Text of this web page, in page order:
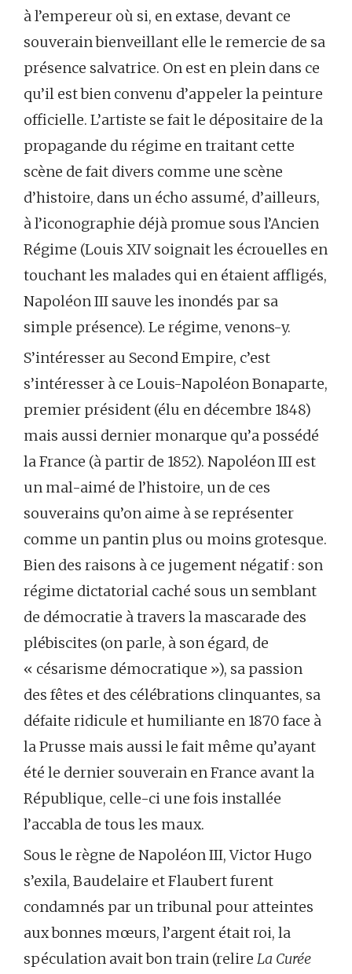
à l’empereur où si, en extase, devant ce
souverain bienveillant elle le remercie de sa
présence salvatrice. On est en plein dans ce
qu’il est bien convenu d’appeler la peinture
officielle. L’artiste se fait le dépositaire de la
propagande du régime en traitant cette
scène de fait divers comme une scène
d’histoire, dans un écho assumé, d’ailleurs,
à l’iconographie déjà promue sous l’Ancien
Régime (Louis XIV soignait les écrouelles en
touchant les malades qui en étaient affligés,
Napoléon III sauve les inondés par sa
simple présence). Le régime, venons-y.
S’intéresser au Second Empire, c’est
s’intéresser à ce Louis-Napoléon Bonaparte,
premier président (élu en décembre 1848)
mais aussi dernier monarque qu’a possédé
la France (à partir de 1852). Napoléon III est
un mal-aimé de l’histoire, un de ces
souverains qu’on aime à se représenter
comme un pantin plus ou moins grotesque.
Bien des raisons à ce jugement négatif : son
régime dictatorial caché sous un semblant
de démocratie à travers la mascarade des
plébiscites (on parle, à son égard, de
« césarisme démocratique »), sa passion
des fêtes et des célébrations clinquantes, sa
défaite ridicule et humiliante en 1870 face à
la Prusse mais aussi le fait même qu’ayant
été le dernier souverain en France avant la
République, celle-ci une fois installée
l’accabla de tous les maux.
Sous le règne de Napoléon III, Victor Hugo
s’exila, Baudelaire et Flaubert furent
condamnés par un tribunal pour atteintes
aux bonnes mœurs, l’argent était roi, la
spéculation avait bon train (relire La Curée